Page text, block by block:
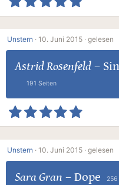
Unstern · 10. Juni 2015 · gelesen
Astrid Rosenfeld–
191 Seiten
Unstern · 10. Juni 2015 · gelesen
Sara Gran – Dope 256